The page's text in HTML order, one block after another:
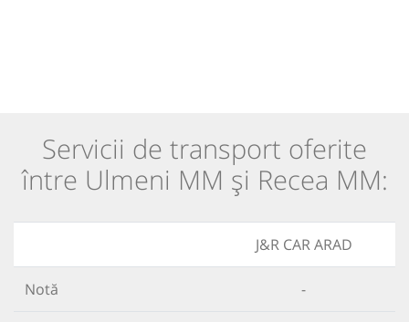
Servicii de transport oferite
între Ulmeni MM și Recea MM:
J&R CAR ARAD
Notă -